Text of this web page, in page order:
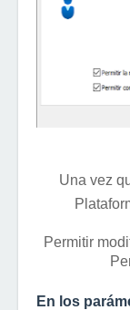
Una vez
Permitir
En los